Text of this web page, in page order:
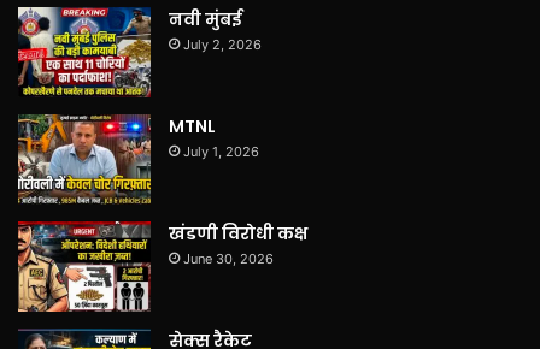
नवी मुंबई
July 2, 2026
MTNL
July 1, 2026
खंडणी विरोधी कक्ष
June 30, 2026
सेक्स रैकेट